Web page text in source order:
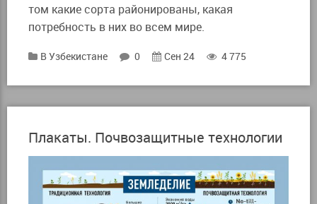
том какие сорта районированы, какая
потребность в них во всем мире.
В Узбекистане 0 Сен 24 4 775
Плакаты. Почвозащитные технологии